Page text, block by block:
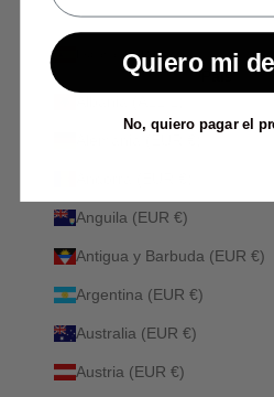
España (EUR €)
País
Anguila (EUR €)
Antigua y Barbuda (EUR €)
Argentina (EUR €)
Australia (EUR €)
Austria (EUR €)
Quiero mi
No, quiero pagar el